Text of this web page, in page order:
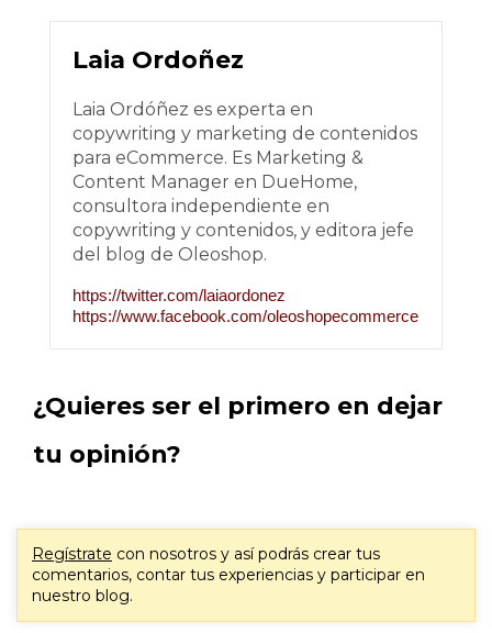
Laia Ordoñez
Laia Ordóñez es experta en
copywriting y marketing de contenidos
para eCommerce. Es Marketing &
Content Manager en DueHome,
consultora independiente en
copywriting y contenidos, y editora jefe
del blog de Oleoshop.
https://twitter.com/laiaordonez
https://www.facebook.com/oleoshopecommerce
¿Quieres ser el primero en dejar
tu opinión?
Regístrate con nosotros y así podrás crear tus
comentarios, contar tus experiencias y participar en
nuestro blog.